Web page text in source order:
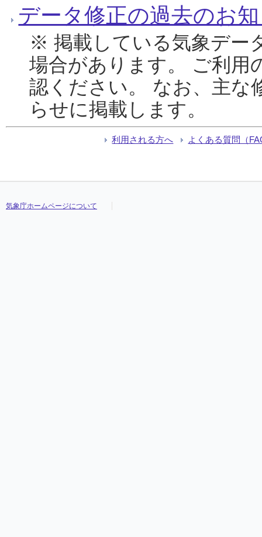
データ修正の過去のお
※ 掲載している気象デー
場合があります。 ご利用
認ください。 なお、主な
らせに掲載します。
利用される方へ よくある質問（
気象庁ホームページについて